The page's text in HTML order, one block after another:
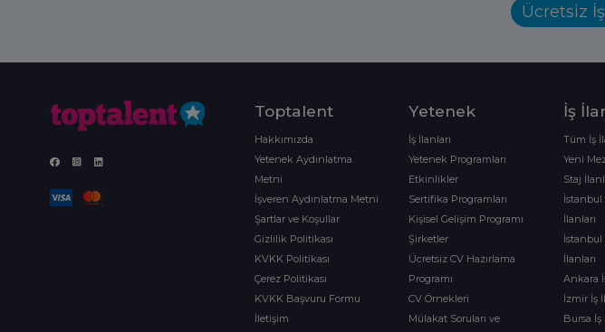
Ücretsiz
Toptalent
Hakkımızda
Yetenek Aydınlatma
Metni
İşveren Aydınlatma Metni
Şartlar ve Koşullar
Gizlilik Politikası
KVKK Politikası
Çerez Politikası
KVKK Başvuru Formu
İletişim
Yetenek
İş İlanları
Yetenek Programları
Etkinlikler
Sertifika Programları
Kişisel Gelişim Programı
Şirketler
Ücretsiz CV Hazırlama
Programı
CV Örnekleri
Mülakat Soruları ve
İş
Tüm İş
Yeni
Staj
İstanbul
İlanları
İstanbul
İlanları
Ankara
İzmir İş
Bursa İş